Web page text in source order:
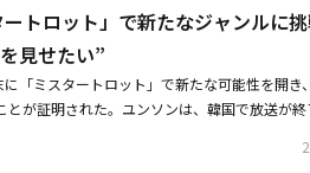
ンソンは、TV朝鮮「明日はミスタートロット
入隊したメンバーもいて、グループ活動は中断
かしています。◆MONSTA X：5月14日デビュ
ビューしたMONSTA Xは、「Trespass」「
激しいパフォーマンスでファンを魅了して
のフルアルバムを発売。日本でもこれまで9
活動してきました。2020年2月には初の英語ア
年にROMEOとして、EPアルバム「The
にちは、キム・ヒョンジョンです。皆さんに伝
は2020年12月8日、陸軍へ国からの召集を受
怖く、不慣れなことが多いけれど、家族や友
います。しばらく離れている間、いつも元気
良い姿で挨拶しましょう。
ートロット」で新たなジャンルに
見せたい”
「ミスタートロット」で新たな可能性を開き
が証明された。ユンソンは、韓国で放送が
のスペシャルエディションを最後に、長いブ